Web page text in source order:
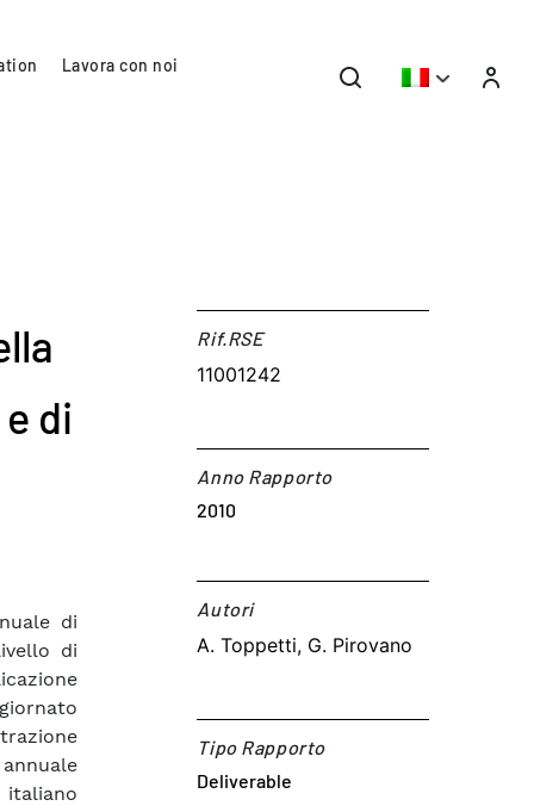
Lavora con noi
di
di
di
Rif.RSE​
11001242
Anno Rapporto
2010
Autori​
A. Toppetti, G. Pirovano
Tipo Rapporto
Deliverable